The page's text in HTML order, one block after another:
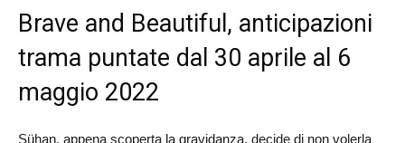
Brave and Beautiful, anticipazioni
trama puntate dal 30 aprile al 6
maggio 2022
Sühan, appena scoperta la gravidanza, decide di non volerla